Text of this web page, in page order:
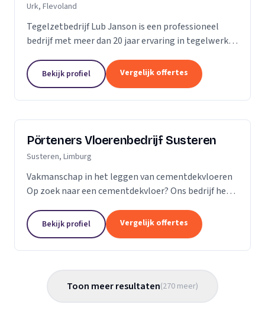
Urk, Flevoland
Tegelzetbedrijf Lub Janson is een professioneel
bedrijf met meer dan 20 jaar ervaring in tegelwerk.
Bekijk profiel Vergelijk offertes
Pörteners Vloerenbedrijf Susteren
Susteren, Limburg
Vakmanschap in het leggen van cementdekvloeren
Op zoek naar een cementdekvloer? Ons bedrijf heeft
ervaring wat betreft woningbouw en utiliteitsbouw.
Bekijk profiel Vergelijk offertes
Toon meer resultaten(270 meer)